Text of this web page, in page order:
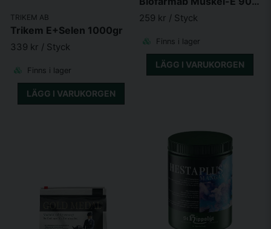
TRIKEM AB
Trikem E+Selen 1000gr
339 kr / Styck
Finns i lager
LÄGG I VARUKORGEN
259 kr / Styck
Finns i lager
LÄGG I VARUKORGEN